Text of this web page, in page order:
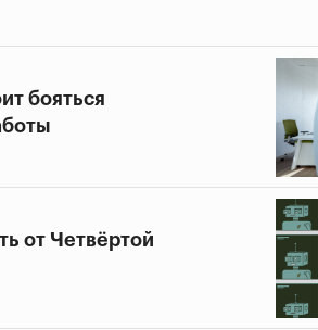
бояться
от Четвёртой